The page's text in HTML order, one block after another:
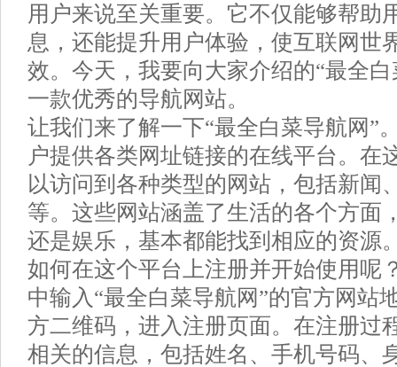
用户来说至关重要。它不仅能够帮助
息，还能提升用户体验，使互联网世
效。今天，我要向大家介绍的“最全
一款优秀的导航网站。
让我们来了解一下“最全白菜导航网”
户提供各类网址链接的在线平台。在
以访问到各种类型的网站，包括新闻
等。这些网站涵盖了生活的各个方面
还是娱乐，基本都能找到相应的资源
如何在这个平台上注册并开始使用呢
中输入“最全白菜导航网”的官方网站
方二维码，进入注册页面。在注册过
相关的信息，包括姓名、手机号码、